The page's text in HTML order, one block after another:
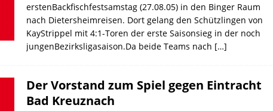
erstenBackfischfestsamstag (27.08.05) in den Binger Raum
nach Dietersheimreisen. Dort gelang den Schützlingen von
KayStrippel mit 4:1-Toren der erste Saisonsieg in der noch
jungenBezirksligasaison.Da beide Teams nach […]
Der Vorstand zum Spiel gegen Eintracht
Bad Kreuznach